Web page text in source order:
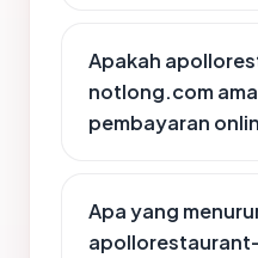
Apakah
notlong.com
pembayaran
Apa yang